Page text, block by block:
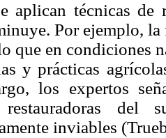
aplican técnicas
Por ejemplo,
que en condiciones
y prácticas
los expertos
restauradoras del
inviables